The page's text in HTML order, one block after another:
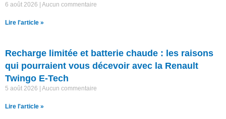
6 août 2026 Aucun commentaire
Lire l'article »
Recharge limitée et batterie chaude : les raisons
qui pourraient vous décevoir avec la Renault
Twingo E-Tech
5 août 2026 Aucun commentaire
Lire l'article »